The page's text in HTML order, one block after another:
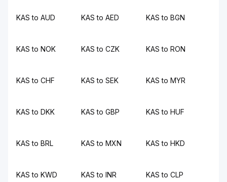
KAS to AUD KAS to AED KAS to BGN
KAS to NOK KAS to CZK KAS to RON
KAS to CHF KAS to SEK KAS to MYR
KAS to DKK KAS to GBP KAS to HUF
KAS to BRL KAS to MXN KAS to HKD
KAS to KWD KAS to INR KAS to CLP